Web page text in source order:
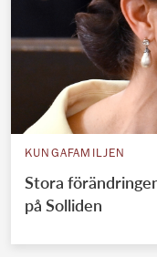
KUNGAFAMILJEN
Stora
på Solliden